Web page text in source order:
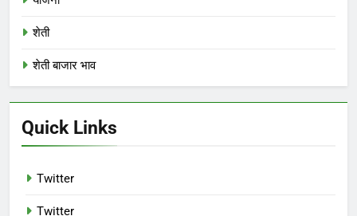
शेती
शेती बाजार भाव
Quick Links
Twitter
Twitter